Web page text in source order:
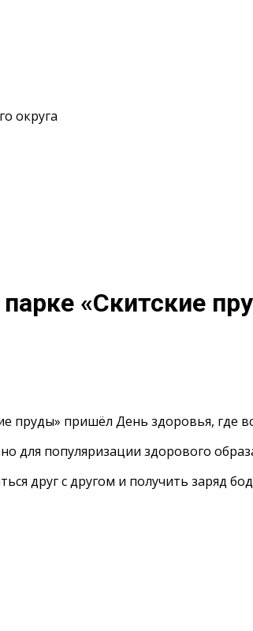
округа
парке «Скитские
пруды» пришёл День здоровья,
для популяризации здорового
друг с другом и получить заряд